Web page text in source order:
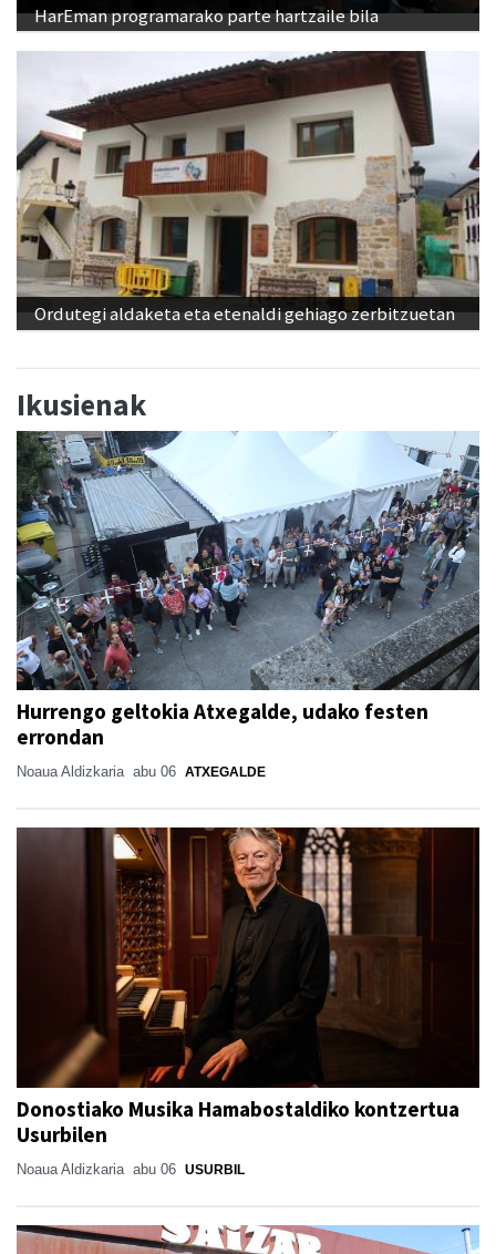
HarEman programarako parte hartzaile bila
Ordutegi aldaketa eta etenaldi gehiago zerbitzuetan
Ikusienak
Hurrengo geltokia Atxegalde, udako festen
errondan
Noaua Aldizkaria abu 06 ATXEGALDE
Donostiako Musika Hamabostaldiko kontzertua
Usurbilen
Noaua Aldizkaria abu 06 USURBIL